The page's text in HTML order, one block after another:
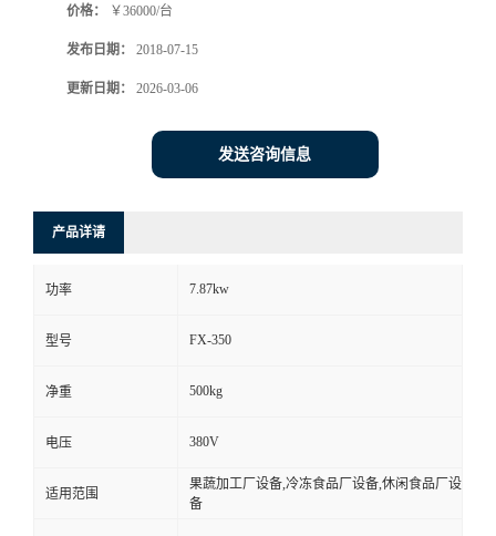
价格： ￥36000/台
发布日期： 2018-07-15
更新日期： 2026-03-06
发送咨询信息
产品详请
功率 7.87kw
型号 FX-350
净重 500kg
电压 380V
适用范围
果蔬加工厂设备,冷冻食品厂设备,休闲食品厂设
备